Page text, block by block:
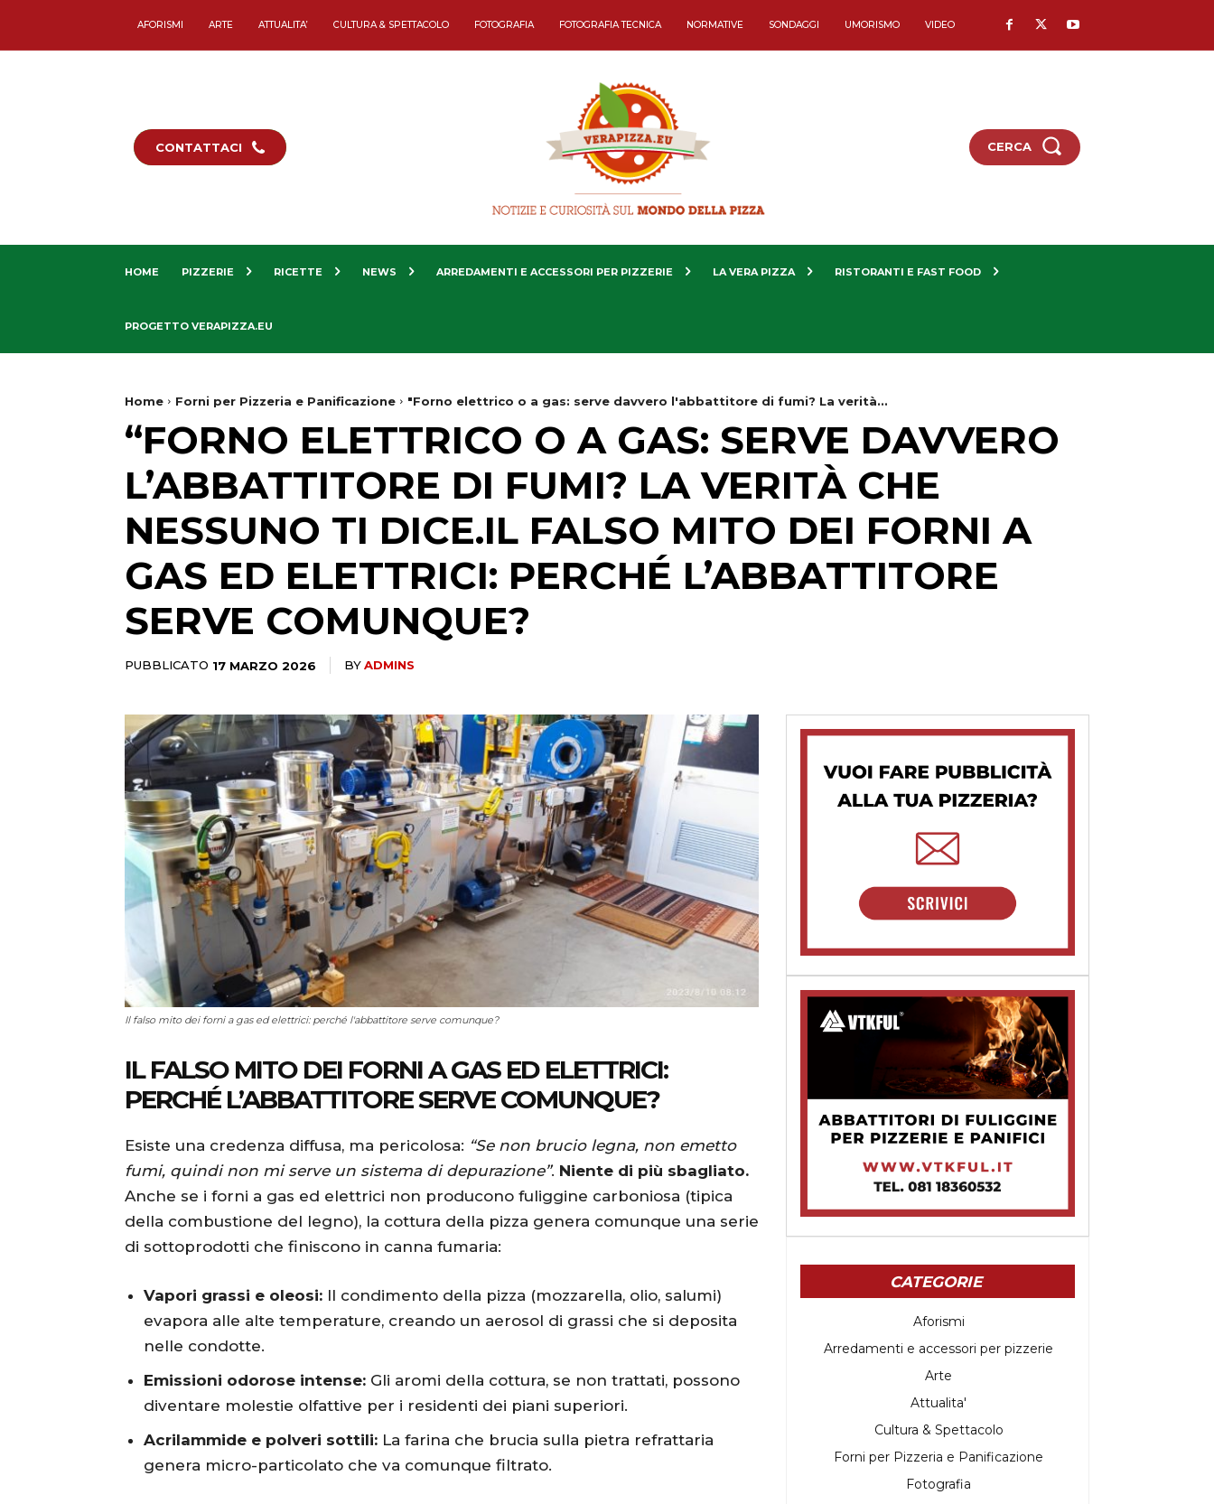
AFORISMI ARTE ATTUALITA’ CULTURA & SPETTACOLO FOTOGRAFIA FOTOGRAFIA TECNICA NORMATIVE SONDAGGI UMORISMO VIDEO
CONTATTACI CERCA
HOME PIZZERIE RICETTE NEWS ARREDAMENTI E ACCESSORI PER PIZZERIE LA VERA PIZZA RISTORANTI E FAST FOOD
PROGETTO VERAPIZZA.EU
Home Forni per Pizzeria e Panificazione "Forno elettrico o a gas: serve davvero l'abbattitore di fumi? La verità...
“FORNO ELETTRICO O A GAS: SERVE DAVVERO
L’ABBATTITORE DI FUMI? LA VERITÀ CHE
NESSUNO TI DICE.IL FALSO MITO DEI FORNI A
GAS ED ELETTRICI: PERCHÉ L’ABBATTITORE
SERVE COMUNQUE?
PUBBLICATO 17 MARZO 2026 BYADMINS
Il falso mito dei forni a gas ed elettrici: perché l'abbattitore serve comunque?
IL FALSO MITO DEI FORNI A GAS ED ELETTRICI:
PERCHÉ L’ABBATTITORE SERVE COMUNQUE?
Esiste una credenza diffusa, ma pericolosa: “Se non brucio legna, non emetto
fumi, quindi non mi serve un sistema di depurazione”. Niente di più sbagliato.
Anche se i forni a gas ed elettrici non producono fuliggine carboniosa (tipica
della combustione del legno), la cottura della pizza genera comunque una serie
di sottoprodotti che finiscono in canna fumaria:
Vapori grassi e oleosi: Il condimento della pizza (mozzarella, olio, salumi)
evapora alle alte temperature, creando un aerosol di grassi che si deposita
nelle condotte.
Emissioni odorose intense: Gli aromi della cottura, se non trattati, possono
diventare molestie olfattive per i residenti dei piani superiori.
Acrilammide e polveri sottili: La farina che brucia sulla pietra refrattaria
genera micro-particolato che va comunque filtrato.
CATEGORIE
Aforismi
Arredamenti e accessori per pizzerie
Arte
Attualita'
Cultura & Spettacolo
Forni per Pizzeria e Panificazione
Fotografia